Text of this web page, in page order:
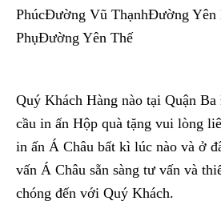
PhúcĐường Vũ ThạnhĐường Yên
PhụĐường Yên Thế
Quý Khách Hàng nào tại Quận
cầu in ấn Hộp quà tặng vui lòng
in ấn Á Châu bất kì lúc nào và ở
vấn Á Châu sẵn sàng tư vấn và
chóng đến với Quý Khách.